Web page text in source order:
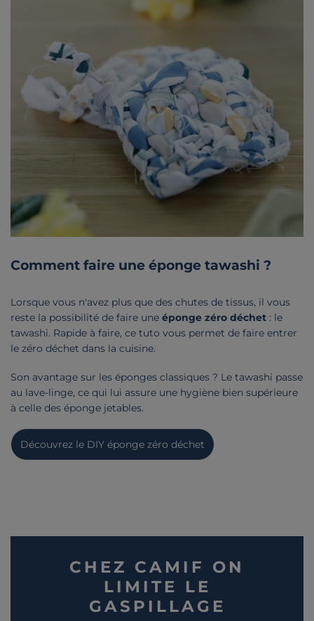
Comment faire une éponge tawashi ?
Lorsque vous n'avez plus que des chutes de tissus, il vous
reste la possibilité de faire une éponge zéro déchet : le
tawashi. Rapide à faire, ce tuto vous permet de faire entrer
le zéro déchet dans la cuisine.
Son avantage sur les éponges classiques ? Le tawashi passe
au lave-linge, ce qui lui assure une hygiène bien supérieure
à celle des éponge jetables.
Découvrez le DIY éponge zéro déchet
CHEZ CAMIF ON
LIMITE LE
GASPILLAGE